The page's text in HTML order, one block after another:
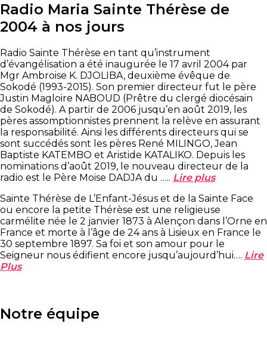
Radio Maria Sainte Thérèse de
2004 à nos jours
Radio Sainte Thérèse en tant qu’instrument
d’évangélisation a été inaugurée le 17 avril 2004 par
Mgr Ambroise K. DJOLIBA, deuxième évêque de
Sokodé (1993-2015). Son premier directeur fut le père
Justin Magloire NABOUD (Prêtre du clergé diocésain
de Sokodé). A partir de 2006 jusqu’en août 2019, les
pères assomptionnistes prennent la relève en assurant
la responsabilité. Ainsi les différents directeurs qui se
sont succédés sont les pères René MILINGO, Jean
Baptiste KATEMBO et Aristide KATALIKO. Depuis les
nominations d’août 2019, le nouveau directeur de la
radio est le Père Moise DADJA du ….. Lire plus
Sainte Thérèse de L’Enfant-Jésus et de la Sainte Face
ou encore la petite Thérèse est une religieuse
carmélite née le 2 janvier 1873 à Alençon dans l’Orne en
France et morte à l’âge de 24 ans à Lisieux en France le
30 septembre 1897. Sa foi et son amour pour le
Seigneur nous édifient encore jusqu’aujourd’hui…. Lire
Plus
Notre équipe